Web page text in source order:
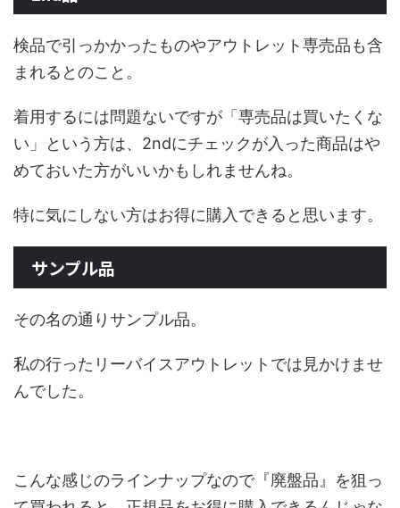
検品で引っかかったものやアウトレット専売品も含
まれるとのこと。
着用するには問題ないですが「専売品は買いたくな
い」という方は、2ndにチェックが入った商品はや
めておいた方がいいかもしれませんね。
特に気にしない方はお得に購入できると思います。
サンプル品
その名の通りサンプル品。
私の行ったリーバイスアウトレットでは見かけませ
んでした。
こんな感じのラインナップなので『廃盤品』を狙っ